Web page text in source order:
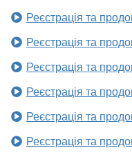
Реєстрація та
Реєстрація та
Реєстрація та
Реєстрація та
Реєстрація та
Реєстрація та